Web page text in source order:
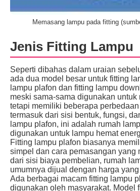
Memasang lampu pada fitting
Jenis Fitting Lampu
Seperti dibahas dalam uraian
ada dua model besar untuk fitting
lampu plafon dan fitting lampu
meski sama-sama digunakan untuk
tetapi memiliki beberapa
termasuk dari sisi bentuk, fungsi,
lampu plafon, ini adalah rumah
digunakan untuk lampu hemat
Fitting lampu plafon biasanya
simpel dan cara pemasangan yang
dari sisi biaya pembelian, rumah
umumnya dijual dengan harga
Ada berbagai macam fitting lampu
digunakan oleh masyarakat. Model